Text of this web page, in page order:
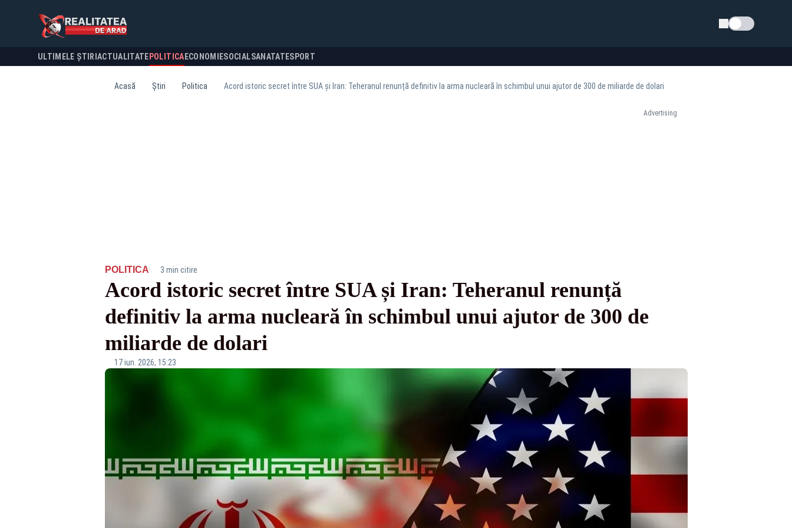
Schimba tema
ULTIMELE ȘTIRI ACTUALITATE POLITICA ECONOMIESOCIALSANATATESPORT
Acasă Știri Politica Acord istoric secret între SUA și Iran: Teheranul renunță definitiv la arma nucleară în schimbul unui ajutor de 300 de miliarde de dolari
Advertising
POLITICA· 3 min citire
Acord istoric secret între SUA și Iran: Teheranul renunță
definitiv la arma nucleară în schimbul unui ajutor de 300 de
miliarde de dolari
17 iun. 2026, 15:23